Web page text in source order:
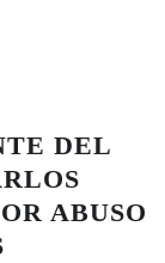
DEL
ABUSO